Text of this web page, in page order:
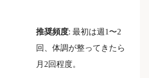
推奨頻度: 最初は週1〜2
回、体調が整ってきたら
月2回程度。